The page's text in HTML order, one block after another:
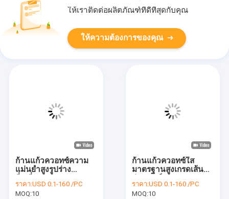
ให้เราติดต่อผลิตภัณฑ์ที่ดีที่สุดกับคุณ
ให้ความต้องการของคุณ
ก้านแก้วควอทซ์ความ
แม่นยำสูงรูปร่าง
300mm
ราคา:USD 0.1-160 /PC
MOQ:10
ก้านแก้วควอทซ์ใส
มาตรฐานสูงเกรดเส้น
มม. 10 มม
ราคา:USD 0.1-160 /PC
MOQ:10